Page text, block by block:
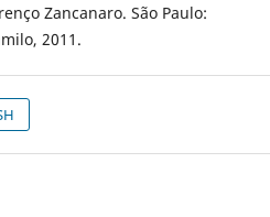
Zancanaro. São Paulo:
2011.